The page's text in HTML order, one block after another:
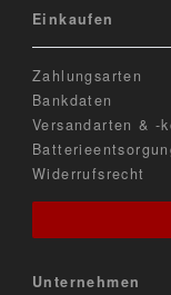
Einkaufen
Zahlungsarten
Bankdaten
Versandarten & -
Widerrufsrecht
Unternehmen